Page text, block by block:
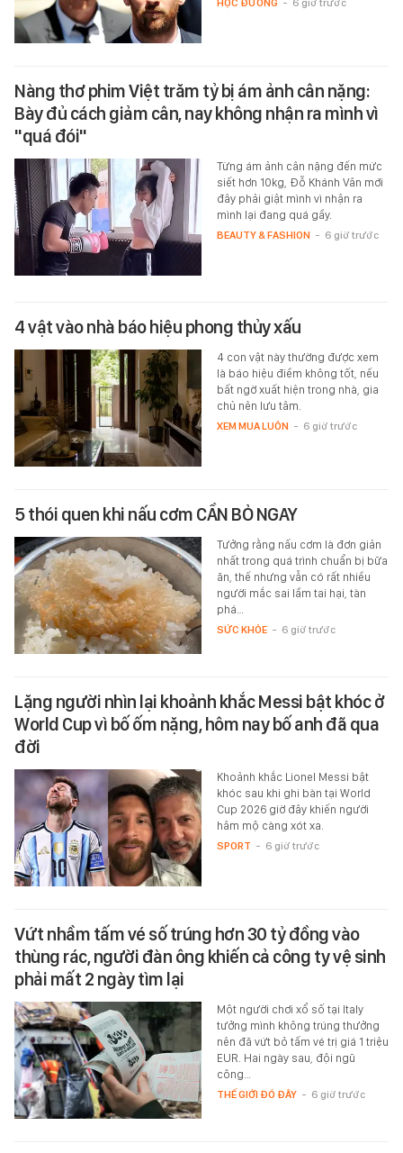
HỌC ĐƯỜNG - 6 giờ trước
Nàng thơ phim Việt trăm tỷ bị ám ảnh cân nặng:
Bày đủ cách giảm cân, nay không nhận ra mình vì
"quá đói"
Từng ám ảnh cân nặng đến mức
siết hơn 10kg, Đỗ Khánh Vân mới
đây phải giật mình vì nhận ra
mình lại đang quá gầy.
BEAUTY & FASHION - 6 giờ trước
4 vật vào nhà báo hiệu phong thủy xấu
4 con vật này thường được xem
là báo hiệu điềm không tốt, nếu
bất ngờ xuất hiện trong nhà, gia
chủ nên lưu tâm.
XEM MUA LUÔN - 6 giờ trước
5 thói quen khi nấu cơm CẦN BỎ NGAY
Tưởng rằng nấu cơm là đơn giản
nhất trong quá trình chuẩn bị bữa
ăn, thế nhưng vẫn có rất nhiều
người mắc sai lầm tai hại, tàn
phá…
SỨC KHỎE - 6 giờ trước
Lặng người nhìn lại khoảnh khắc Messi bật khóc ở
World Cup vì bố ốm nặng, hôm nay bố anh đã qua
đời
Khoảnh khắc Lionel Messi bật
khóc sau khi ghi bàn tại World
Cup 2026 giờ đây khiến người
hâm mộ càng xót xa.
SPORT - 6 giờ trước
Vứt nhầm tấm vé số trúng hơn 30 tỷ đồng vào
thùng rác, người đàn ông khiến cả công ty vệ sinh
phải mất 2 ngày tìm lại
Một người chơi xổ số tại Italy
tưởng mình không trúng thưởng
nên đã vứt bỏ tấm vé trị giá 1 triệu
EUR. Hai ngày sau, đội ngũ
công…
THẾ GIỚI ĐÓ ĐÂY - 6 giờ trước